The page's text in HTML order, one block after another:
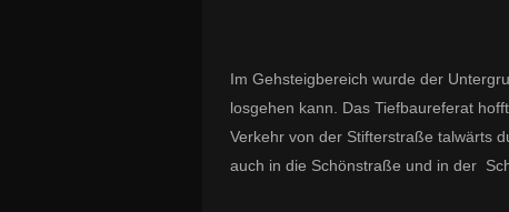
Im Gehsteigbereich wurde der
losgehen kann. Das Tiefbaureferat
Verkehr von der Stifterstraße talwärts
auch in die Schönstraße und in der